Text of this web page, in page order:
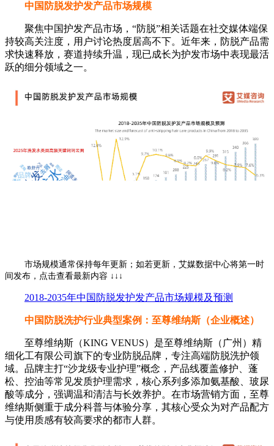
中国防脱发护发产品市场规模
聚焦中国护发产品市场，“防脱”相关话题在社交媒体端保
持较高关注度，用户讨论热度居高不下。近年来，防脱产品需
求快速释放，赛道持续升温，现已成长为护发市场中表现最活
跃的细分领域之一。
市场规模通常保持每年更新；如若更新，艾媒数据中心将第一
时间发布，点击查看最新内容 ↓↓↓
2018-2035年中国防脱发护发产品市场规模及预测
中国防脱洗护行业典型案例：至尊维纳斯（企业概述）
至尊维纳斯（KING VENUS）是至尊维纳斯（广州）精
细化工有限公司旗下的专业防脱品牌，专注高端防脱洗护领